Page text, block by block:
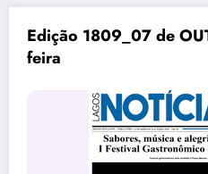
Edição 1809_07 de
feira